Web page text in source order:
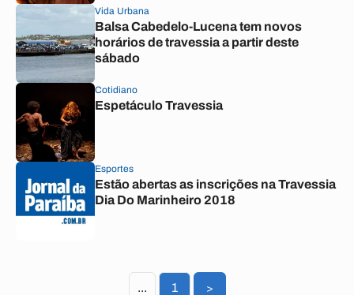
Vida Urbana
Balsa Cabedelo-Lucena tem novos
horários de travessia a partir deste
sábado
Cotidiano
Espetáculo Travessia
Esportes
Estão abertas as inscrições na Travessia
Dia Do Marinheiro 2018
... 1 >